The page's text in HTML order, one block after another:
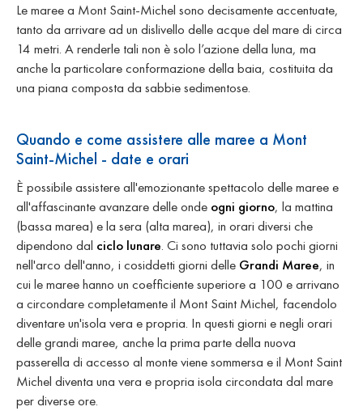
Le maree a Mont Saint-Michel sono decisamente accentuate,
tanto da arrivare ad un dislivello delle acque del mare di circa
14 metri. A renderle tali non è solo l’azione della luna, ma
anche la particolare conformazione della baia, costituita da
una piana composta da sabbie sedimentose.
Quando e come assistere alle maree a Mont
Saint-Michel - date e orari
È possibile assistere all'emozionante spettacolo delle maree e
all'affascinante avanzare delle onde ogni giorno, la mattina
(bassa marea) e la sera (alta marea), in orari diversi che
dipendono dal ciclo lunare. Ci sono tuttavia solo pochi giorni
nell'arco dell'anno, i cosiddetti giorni delle Grandi Maree, in
cui le maree hanno un coefficiente superiore a 100 e arrivano
a circondare completamente il Mont Saint Michel, facendolo
diventare un'isola vera e propria. In questi giorni e negli orari
delle grandi maree, anche la prima parte della nuova
passerella di accesso al monte viene sommersa e il Mont Saint
Michel diventa una vera e propria isola circondata dal mare
per diverse ore.